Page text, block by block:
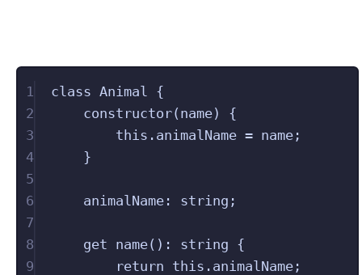
1 class Animal
{
2
constructor( name)
{
3
this . animalName = name ;
4
}
5
6
animalName : string ;
7
8
get name(): string {
9
return this . animalName ;